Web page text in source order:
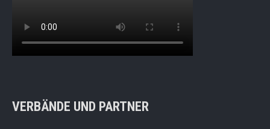
VERBÄNDE UND PARTNER